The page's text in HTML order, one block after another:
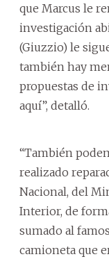
que Marcus le
investigación
(Giuzzio) le
también hay
propuestas de
aquí”, detalló.
“También
realizado
Nacional, del
Interior, de
sumado al
camioneta que